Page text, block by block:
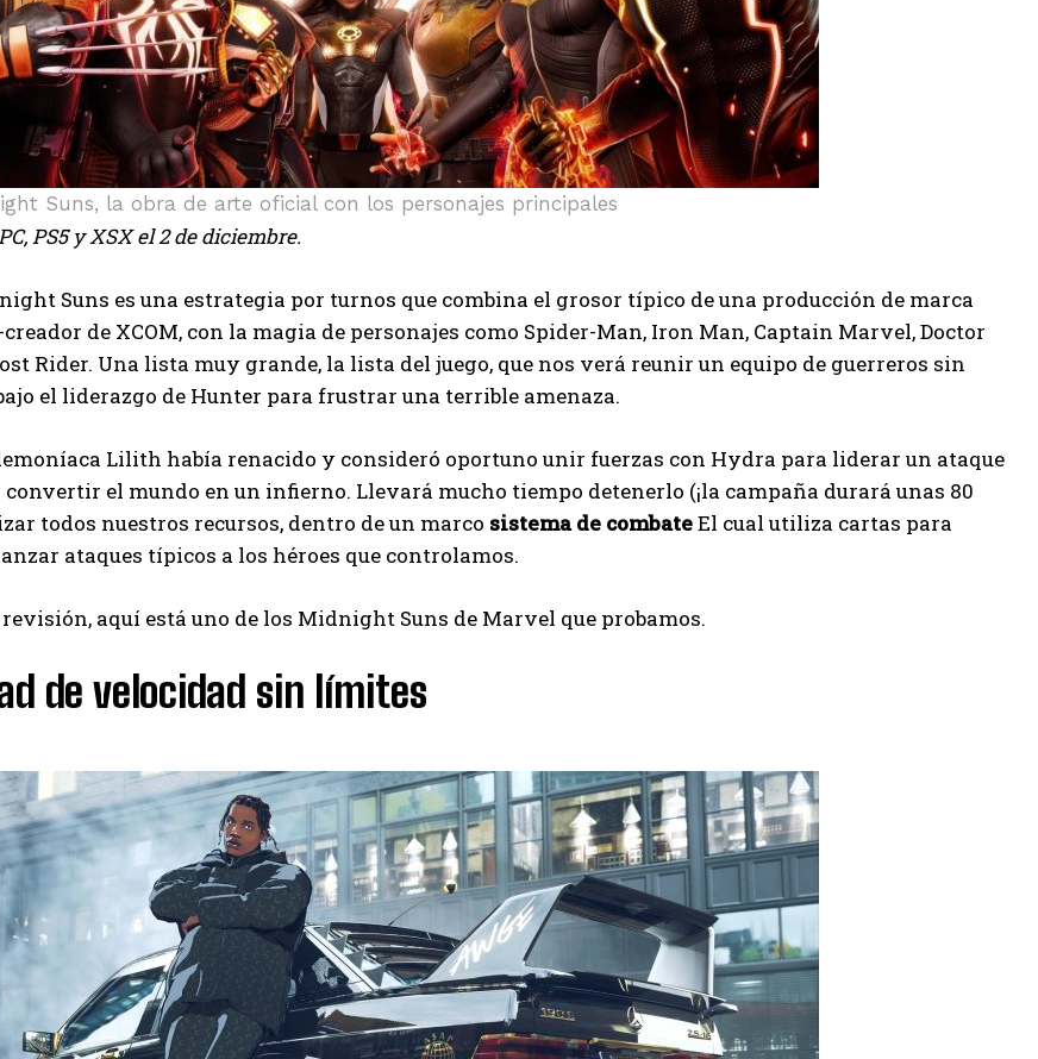
Suns, la obra de arte oficial con los personajes principales
PS5 y XSX el 2 de diciembre.
Suns es una estrategia por turnos que combina el grosor típico de una producción de marca
creador de XCOM, con la magia de personajes como Spider-Man, Iron Man, Captain Marvel, Doctor
Rider. Una lista muy grande, la lista del juego, que nos verá reunir un equipo de guerreros sin
el liderazgo de Hunter para frustrar una terrible amenaza.
Lilith había renacido y consideró oportuno unir fuerzas con Hydra para liderar un ataque
el mundo en un infierno. Llevará mucho tiempo detenerlo (¡la campaña durará unas 80
todos nuestros recursos, dentro de un marco sistema de combateEl cual utiliza cartas para
ataques típicos a los héroes que controlamos.
aquí está uno de los Midnight Suns de Marvel que probamos.
de velocidad sin límites